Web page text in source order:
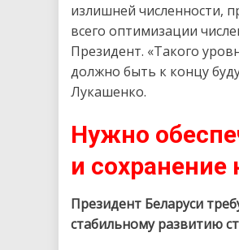
излишней численности,
всего оптимизации
Президент. «Такого
должно быть к концу
Лукашенко.
Нужно
и сохранение
Президент Беларуси
стабильному развитию